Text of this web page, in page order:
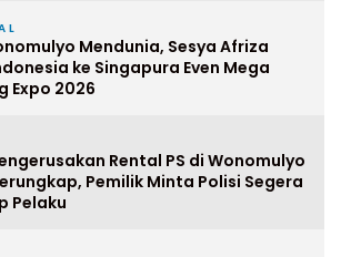
Mendunia, Sesya Afriza
ke Singapura Even Mega
Expo 2026
Rental PS di Wonomulyo
Pemilik Minta Polisi Segera
Pelaku